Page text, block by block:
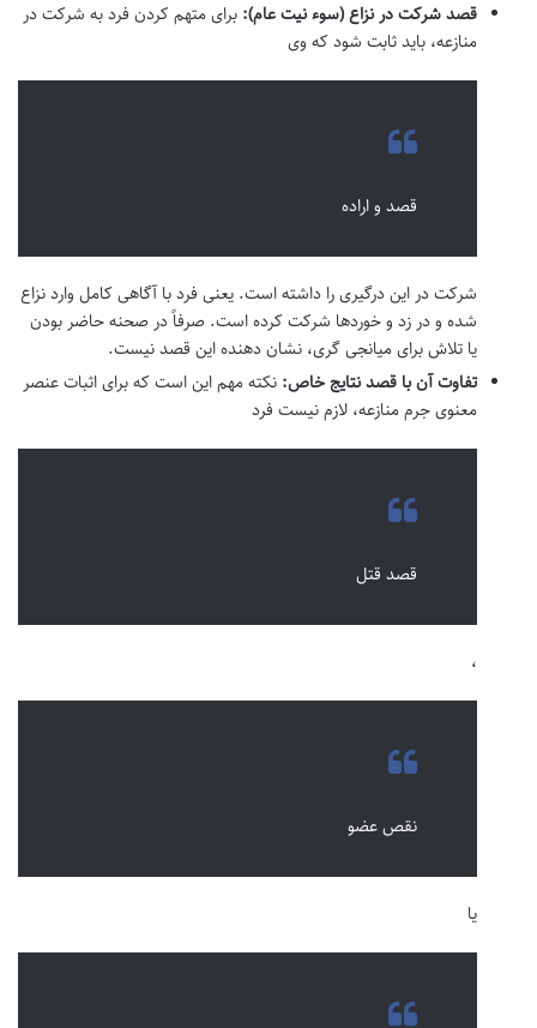
قصد شرکت در نزاع (سوء نیت عام): برای متهم کردن فرد به شرکت در
منازعه، باید ثابت شود که وی
قصد و اراده
شرکت در این درگیری را داشته است. یعنی فرد با آگاهی کامل وارد نزاع
شده و در زد و خوردها شرکت کرده است. صرفاً در صحنه حاضر بودن
یا تلاش برای میانجی گری، نشان دهنده این قصد نیست.
تفاوت آن با قصد نتایج خاص: نکته مهم این است که برای اثبات عنصر
معنوی جرم منازعه، لازم نیست فرد
قصد قتل
،
نقص عضو
یا